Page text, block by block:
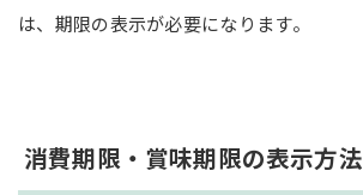
は、期限の表示が必要になります。
消費期限・賞味期限の表示方法